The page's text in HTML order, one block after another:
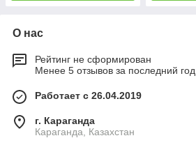
О нас
Рейтинг не сформирован
Менее 5 отзывов за последний год
Работает с 26.04.2019
г. Караганда
Караганда, Казахстан